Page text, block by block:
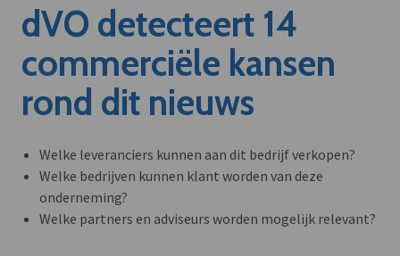
dVO detecteert 14
commerciële kansen
rond dit nieuws
Welke leveranciers kunnen aan dit bedrijf verkopen?
Welke bedrijven kunnen klant worden van deze
onderneming?
Welke partners en adviseurs worden mogelijk relevant?